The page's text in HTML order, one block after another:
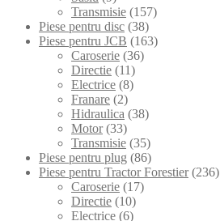
Transmisie (157)
Piese pentru disc (38)
Piese pentru JCB (163)
Caroserie (36)
Directie (11)
Electrice (8)
Franare (2)
Hidraulica (38)
Motor (33)
Transmisie (35)
Piese pentru plug (86)
Piese pentru Tractor Forestier (236)
Caroserie (17)
Directie (10)
Electrice (6)